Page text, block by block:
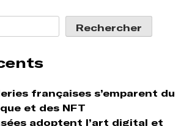
Rechercher
françaises s’emparent du
et des NFT
adoptent l’art digital et